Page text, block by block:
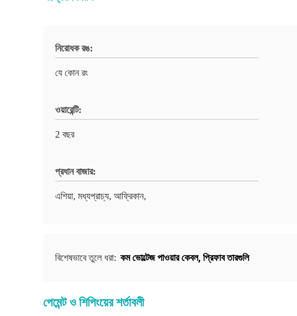
নিরোধক রঙ:
যে কোন রং
ওয়ারেন্টি:
2 বছর
প্রধান বাজার:
এশিয়া, মধ্যপ্রাচ্য, আফ্রিকান,
বিশেষভাবে তুলে ধরা: কম ভোল্টেজ পাওয়ার কেবল, প্রিফাব তারগুলি
পেমেন্ট ও শিপিংয়ের শর্তাবলী